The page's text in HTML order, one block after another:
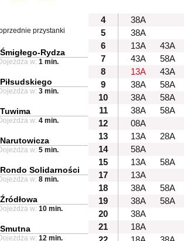
4
38A
5
38A
6
13A 43A
7
43A
58A
8
13A 43A
9
38A
58A
10
38A
58A
11
38A
58A
12
08A
13
13A 28A
14
58A
15
13A
58A
17
13A
18
38A
58A
19
38A
58A
20
38A
21
18A
przystanki
Śmigłego-Rydza
w: 1 min.
Piłsudskiego
w: 3 min.
Tuwima
w: 4 min.
Narutowicza
w: 5 min.
Rondo Solidarności
w: 8 min.
Źródłowa
w: 10 min.
Smutna
w: 12 min.